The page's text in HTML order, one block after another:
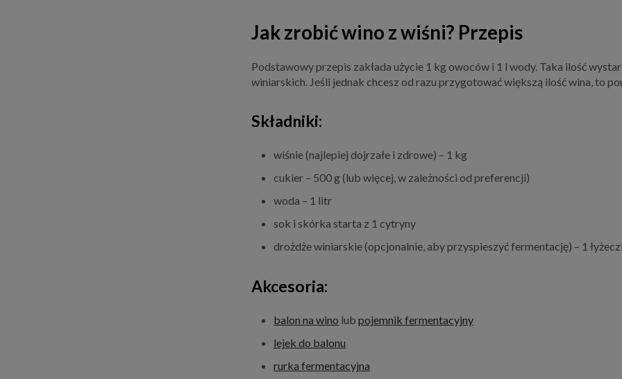
Jak zrobić wino z wiśni? Przepis
Podstawowy przepis zakłada użycie 1 kg owoców i 1 l wody. Taka ilość
winiarskich. Jeśli jednak chcesz od razu przygotować większą ilość wina, to
Składniki:
wiśnie (najlepiej dojrzałe i zdrowe) – 1 kg
cukier – 500 g (lub więcej, w zależności od preferencji)
woda – 1 litr
sok i skórka starta z 1 cytryny
drożdże winiarskie (opcjonalnie, aby przyspieszyć fermentację) – 1
Akcesoria:
balon na wino lub pojemnik fermentacyjny
lejek do balonu
rurka fermentacyjna